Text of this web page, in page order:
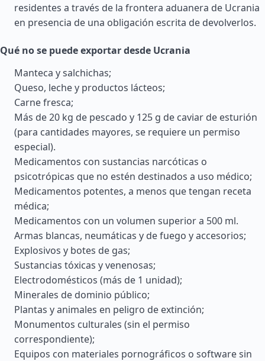
residentes a través de la frontera aduanera de Ucrania
en presencia de una obligación escrita de devolverlos.
Qué no se puede exportar desde Ucrania
Manteca y salchichas;
Queso, leche y productos lácteos;
Carne fresca;
Más de 20 kg de pescado y 125 g de caviar de esturión
(para cantidades mayores, se requiere un permiso
especial).
Medicamentos con sustancias narcóticas o
psicotrópicas que no estén destinados a uso médico;
Medicamentos potentes, a menos que tengan receta
médica;
Medicamentos con un volumen superior a 500 ml.
Armas blancas, neumáticas y de fuego y accesorios;
Explosivos y botes de gas;
Sustancias tóxicas y venenosas;
Electrodomésticos (más de 1 unidad);
Minerales de dominio público;
Plantas y animales en peligro de extinción;
Monumentos culturales (sin el permiso
correspondiente);
Equipos con materiales pornográficos o software sin